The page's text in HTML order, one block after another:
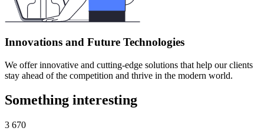
Innovations and Future Technologies
We offer innovative and cutting-edge solutions that help our clients
stay ahead of the competition and thrive in the modern world.
Something interesting
3 670